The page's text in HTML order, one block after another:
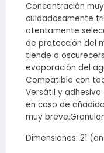
Concentración
cuidadosamente
atentamente
de protección del
tiende a
evaporación del
Compatible con
Versátil y
en caso de
muy
Dimensiones: 21